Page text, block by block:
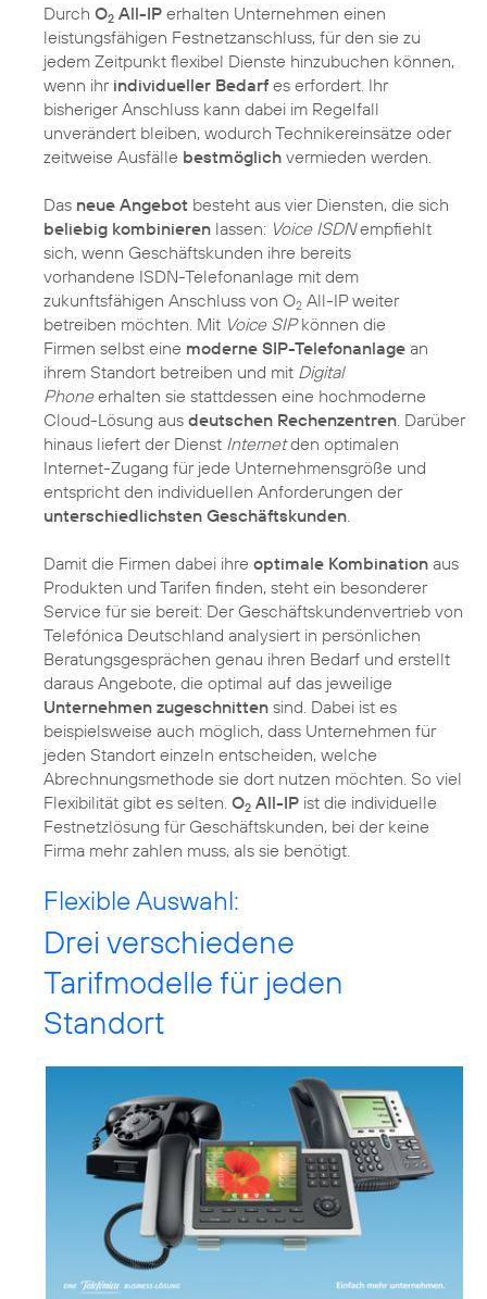
Durch O2 All-IP erhalten Unternehmen einen
leistungsfähigen Festnetzanschluss, für den sie zu
jedem Zeitpunkt flexibel Dienste hinzubuchen können,
wenn ihr individueller Bedarf es erfordert. Ihr
bisheriger Anschluss kann dabei im Regelfall
unverändert bleiben, wodurch Technikereinsätze oder
zeitweise Ausfälle bestmöglich vermieden werden.
Das neue Angebot besteht aus vier Diensten, die sich
beliebig kombinieren lassen: Voice ISDNempfiehlt
sich, wenn Geschäftskunden ihre bereits
vorhandene ISDN-Telefonanlage mit dem
zukunftsfähigen Anschluss von O2 All-IP weiter
betreiben möchten. Mit Voice SIPkönnen die
Firmen selbst eine moderne SIP-Telefonanlage an
ihrem Standort betreiben und mit Digital
Phoneerhalten sie stattdessen eine hochmoderne
Cloud-Lösung aus deutschen Rechenzentren . Darüber
hinaus liefert der Dienst Internetden optimalen
Internet-Zugang für jede Unternehmensgröße und
entspricht den individuellen Anforderungen der
unterschiedlichsten Geschäftskunden
Damit die Firmen dabei ihre optimale Kombination aus
Produkten und Tarifen finden, steht ein besonderer
Service für sie bereit: Der Geschäftskundenvertrieb von
Telefónica Deutschland analysiert in persönlichen
Beratungsgesprächen genau ihren Bedarf und erstellt
daraus Angebote, die optimal auf das jeweilige
Unternehmen zugeschnitten sind. Dabei ist es
beispielsweise auch möglich, dass Unternehmen für
jeden Standort einzeln entscheiden, welche
Abrechnungsmethode sie dort nutzen möchten. So viel
Flexibilität gibt es selten. O2 All-IP ist die individuelle
Festnetzlösung für Geschäftskunden, bei der keine
Firma mehr zahlen muss, als sie benötigt.
Flexible Auswahl:
Drei verschiedene
Tarifmodelle für jeden
Standort